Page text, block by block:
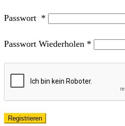
Passwort *
Passwort Wiederholen *
Registrieren